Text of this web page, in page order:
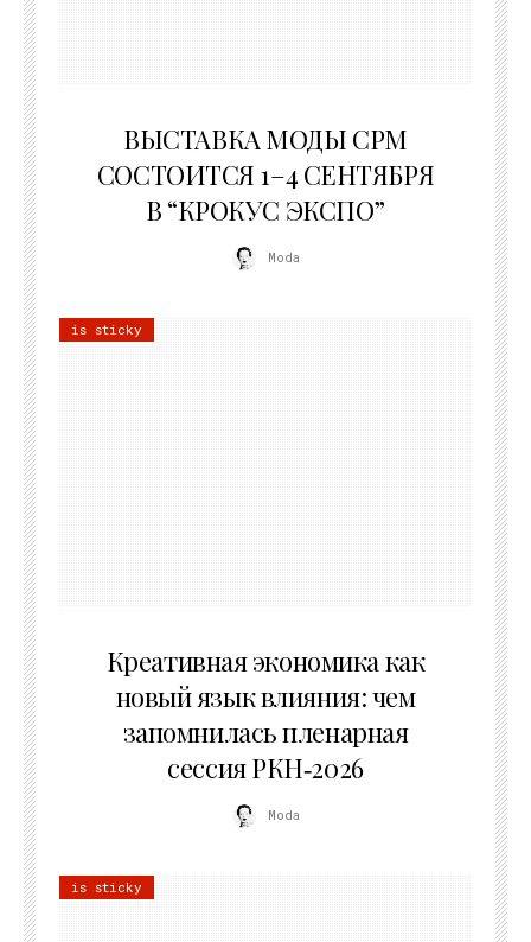
ВЫСТАВКА МОДЫ CPM
СОСТОИТСЯ 1–4 СЕНТЯБРЯ
В “КРОКУС ЭКСПО”
Moda
is sticky
Креативная экономика как
новый язык влияния: чем
запомнилась пленарная
сессия РКН‑2026
Moda
is sticky